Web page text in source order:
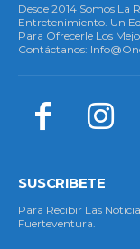
Desde 2014 Somos La
Entretenimiento. Un
Para Ofrecerle Los
Contáctanos:
SUSCRIBETE
Para Recibir Las
Fuerteventura.